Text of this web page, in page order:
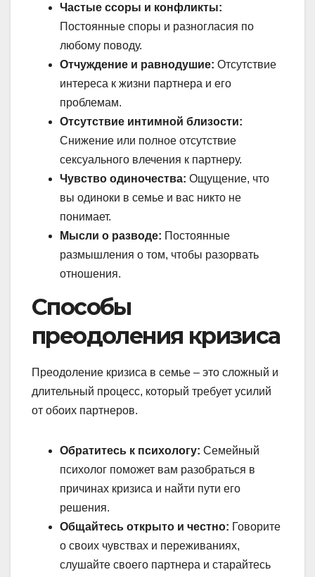
Частые ссоры и конфликты:
Постоянные споры и разногласия по
любому поводу.
Отчуждение и равнодушие: Отсутствие
интереса к жизни партнера и его
проблемам.
Отсутствие интимной близости:
Снижение или полное отсутствие
сексуального влечения к партнеру.
Чувство одиночества: Ощущение, что
вы одиноки в семье и вас никто не
понимает.
Мысли о разводе: Постоянные
размышления о том, чтобы разорвать
отношения.
Способы
преодоления кризиса
Преодоление кризиса в семье – это сложный и
длительный процесс, который требует усилий
от обоих партнеров.
Обратитесь к психологу: Семейный
психолог поможет вам разобраться в
причинах кризиса и найти пути его
решения.
Общайтесь открыто и честно: Говорите
о своих чувствах и переживаниях,
слушайте своего партнера и старайтесь